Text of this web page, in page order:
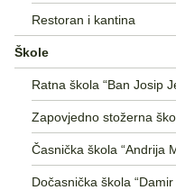
Restoran i kantina
Škole
Ratna škola “Ban Josip
Zapovjedno stožerna
Časnička škola “Andrija
Dočasnička škola